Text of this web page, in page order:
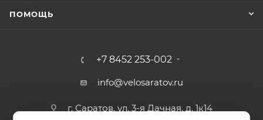
ПОМОЩЬ
+7 8452 253-002
info@velosaratov.ru
г. Саратов, ул. 3-я Дачная, д. 1к14